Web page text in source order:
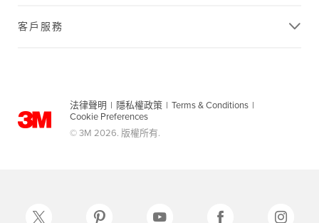
客戶服務
法律聲明 | 隱私權政策 | Terms & Conditions |
Cookie Preferences
© 3M 2026. 版權所有.